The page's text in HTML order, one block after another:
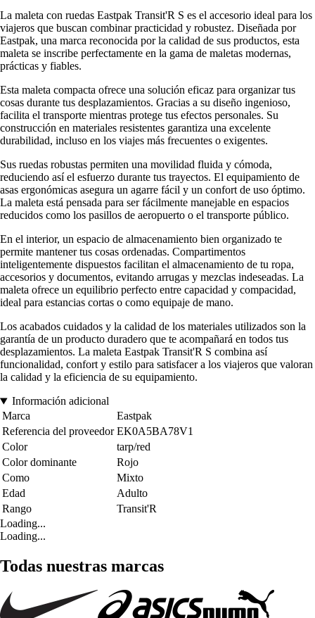
La maleta con ruedas Eastpak Transit'R S es el accesorio ideal para los
viajeros que buscan combinar practicidad y robustez. Diseñada por
Eastpak, una marca reconocida por la calidad de sus productos, esta
maleta se inscribe perfectamente en la gama de maletas modernas,
prácticas y fiables.
Esta maleta compacta ofrece una solución eficaz para organizar tus
cosas durante tus desplazamientos. Gracias a su diseño ingenioso,
facilita el transporte mientras protege tus efectos personales. Su
construcción en materiales resistentes garantiza una excelente
durabilidad, incluso en los viajes más frecuentes o exigentes.
Sus ruedas robustas permiten una movilidad fluida y cómoda,
reduciendo así el esfuerzo durante tus trayectos. El equipamiento de
asas ergonómicas asegura un agarre fácil y un confort de uso óptimo.
La maleta está pensada para ser fácilmente manejable en espacios
reducidos como los pasillos de aeropuerto o el transporte público.
En el interior, un espacio de almacenamiento bien organizado te
permite mantener tus cosas ordenadas. Compartimentos
inteligentemente dispuestos facilitan el almacenamiento de tu ropa,
accesorios y documentos, evitando arrugas y mezclas indeseadas. La
maleta ofrece un equilibrio perfecto entre capacidad y compacidad,
ideal para estancias cortas o como equipaje de mano.
Los acabados cuidados y la calidad de los materiales utilizados son la
garantía de un producto duradero que te acompañará en todos tus
desplazamientos. La maleta Eastpak Transit'R S combina así
funcionalidad, confort y estilo para satisfacer a los viajeros que valoran
la calidad y la eficiencia de su equipamiento.
Información adicional
Marca
Eastpak
Referencia del proveedor EK0A5BA78V1
Color
tarp/red
Color dominante
Rojo
Como
Mixto
Edad
Adulto
Rango
Transit'R
Loading...
Loading...
Todas nuestras marcas